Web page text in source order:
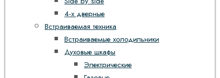
4-х дверные
Встраиваемая техника
Встраиваемые холодильники
Духовые шкафы
Электрические